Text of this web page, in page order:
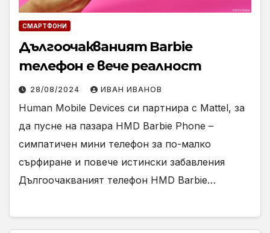
СМАРТФОНИ
Дългоочакваният Barbie
телефон е вече реалност
28/08/2024 ИВАН ИВАНОВ
Human Mobile Devices си партнира с Mattel, за
да пусне на пазара HMD Barbie Phone –
симпатичен мини телефон за по-малко
сърфиране и повече истински забавления
Дългоочакваният телефон HMD Barbie…